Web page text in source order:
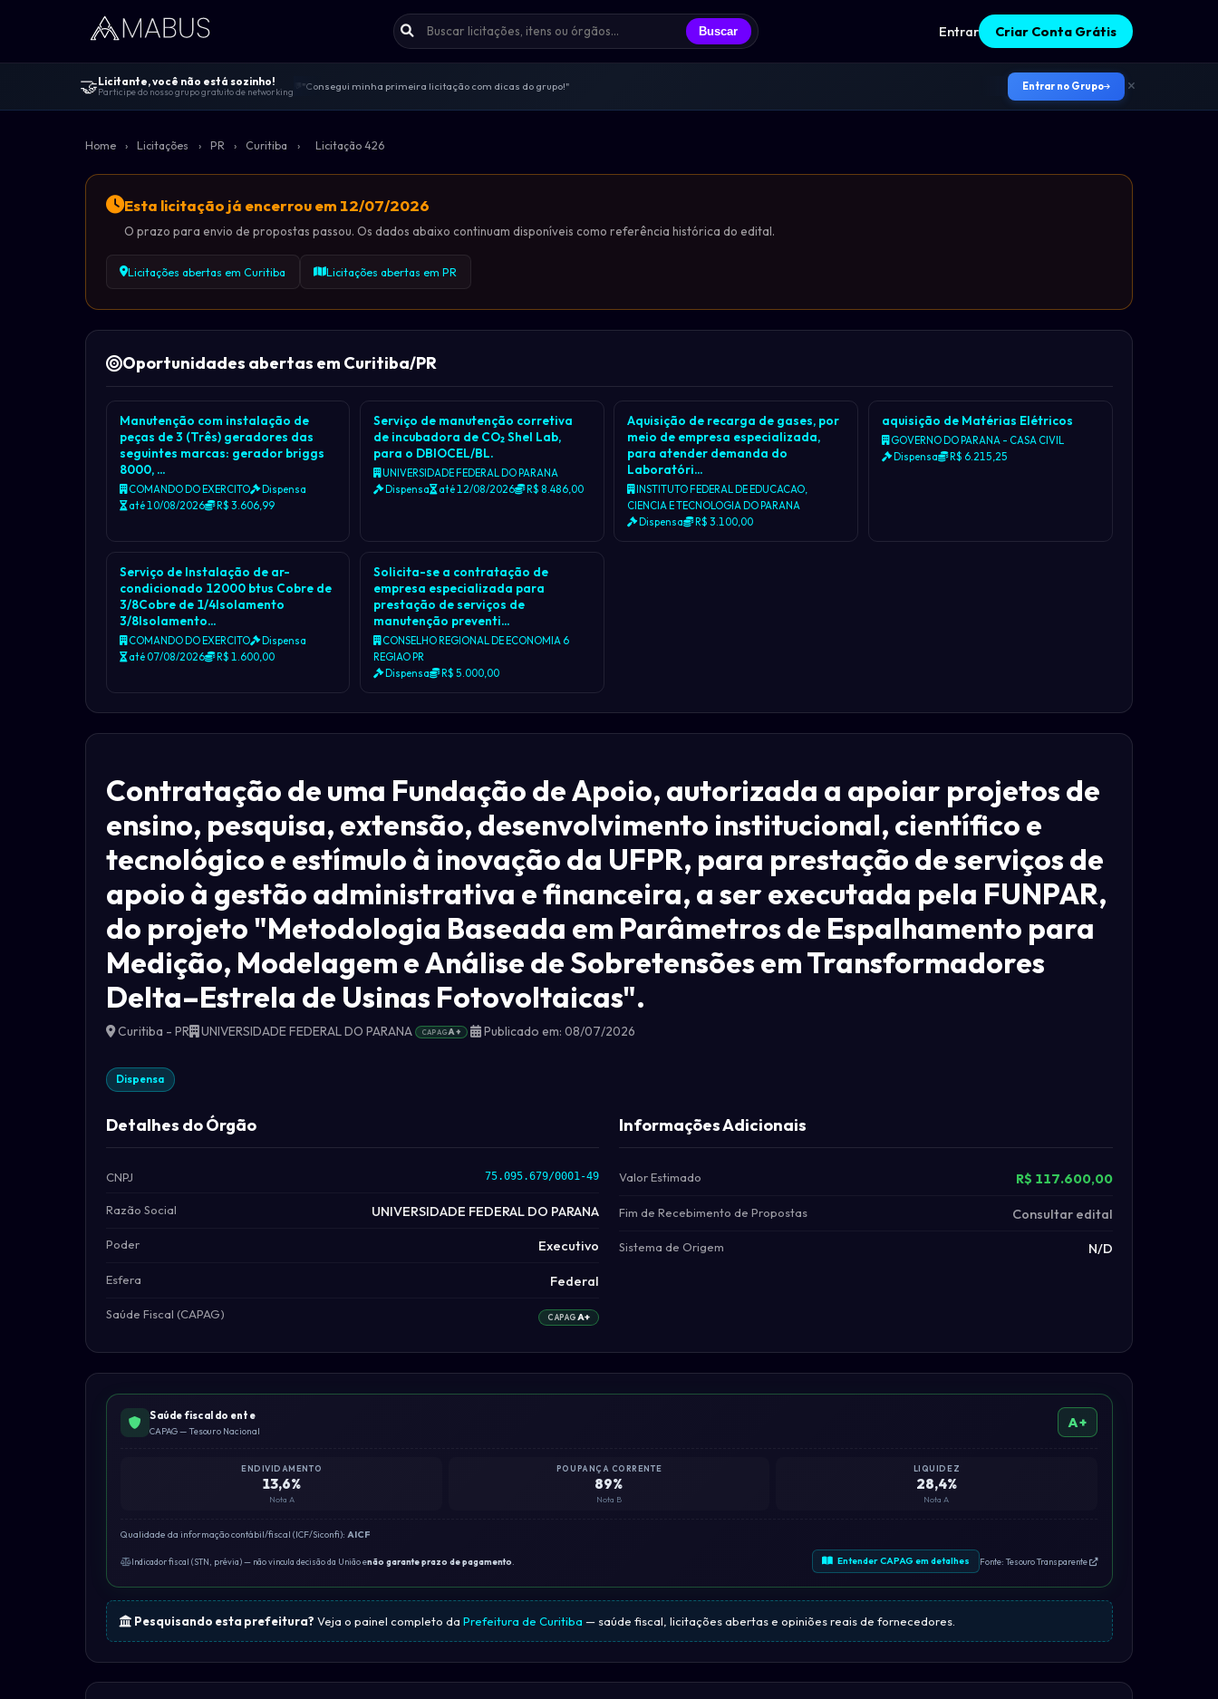
Buscar Entrar Criar Conta Grátis
🤝Licitante, você não está sozinho!
Participe do nosso grupo gratuito de networking "Consegui minha primeira licitação com dicas do grupo!"
🔓 100% gratuito — sem vendas, sem spam, só networking real
Entrar no Grupo
Home › Licitações › PR › Curitiba › Licitação 426
Esta licitação já encerrou em 12/07/2026
O prazo para envio de propostas passou. Os dados abaixo continuam disponíveis como referência histórica do edital.
Licitações abertas em Curitiba Licitações abertas em PR
Oportunidades abertas em Curitiba/PR
Manutenção com instalação de
peças de 3 (Três) geradores das
seguintes marcas: gerador briggs
8000, …
COMANDO DO EXERCITO
Dispensa
até 10/08/2026
R$ 3.606,99
Serviço de manutenção corretiva
de incubadora de CO₂ Shel Lab,
para o DBIOCEL/BL.
UNIVERSIDADE FEDERAL DO PARANA
Dispensa
até 12/08/2026 R$ 8.486,00
Aquisição de recarga de gases, por
meio de empresa especializada,
para atender demanda do
Laboratóri…
INSTITUTO FEDERAL DE EDUCACAO,
CIENCIA E TECNOLOGIA DO PARANA
Dispensa
R$ 3.100,00
aquisição de Matérias Elétricos
GOVERNO DO PARANA - CASA CIVIL
Dispensa
R$ 6.215,25
Serviço de Instalação de ar-
condicionado 12000 btus Cobre de
3/8Cobre de 1/4Isolamento
3/8Isolamento…
COMANDO DO EXERCITO
Dispensa
até 07/08/2026
R$ 1.600,00
Solicita-se a contratação de
empresa especializada para
prestação de serviços de
manutenção preventi…
CONSELHO REGIONAL DE ECONOMIA 6
REGIAO PR
Dispensa
R$ 5.000,00
Contratação de uma Fundação de Apoio, autorizada a apoiar projetos de
ensino, pesquisa, extensão, desenvolvimento institucional, científico e
tecnológico e estímulo à inovação da UFPR, para prestação de serviços de
apoio à gestão administrativa e financeira, a ser executada pela FUNPAR,
do projeto "Metodologia Baseada em Parâmetros de Espalhamento para
Medição, Modelagem e Análise de Sobretensões em Transformadores
Delta–Estrela de Usinas Fotovoltaicas".
Curitiba - PR UNIVERSIDADE FEDERAL DO PARANA CAPAGA+ Publicado em: 08/07/2026
Dispensa
Detalhes do Órgão
CNPJ 75.095.679/0001-49
Razão Social UNIVERSIDADE FEDERAL DO PARANA
Poder Executivo
Esfera Federal
Saúde Fiscal (CAPAG) CAPAGA+
Informações Adicionais
Valor Estimado R$ 117.600,00
Fim de Recebimento de Propostas Consultar edital
Sistema de Origem N/D
Saúde fiscal do ente
CAPAG — Tesouro Nacional
A+
ENDIVIDAMENTO
13,6%
Nota A
POUPANÇA CORRENTE
89%
Nota B
LIQUIDEZ
28,4%
Nota A
Qualidade da informação contábil/fiscal (ICF/Siconfi):AICF
Indicador fiscal (STN, prévia) — não vincula decisão da União enão garante prazo de pagamento Entender CAPAG em detalhes Fonte: Tesouro Transparente
Pesquisando esta prefeitura? Veja o painel completo da Prefeitura de Curitiba — saúde fiscal, licitações abertas e opiniões reais de fornecedores.